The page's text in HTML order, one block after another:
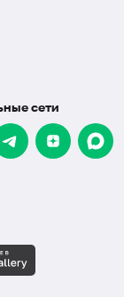
сети